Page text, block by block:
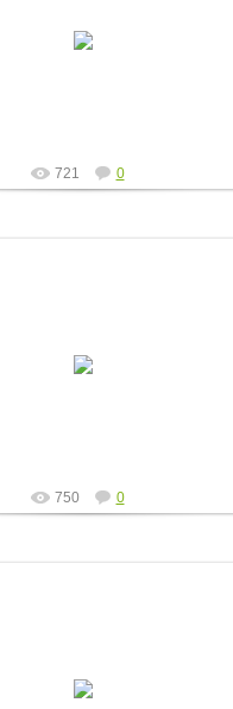
721 0
750 0